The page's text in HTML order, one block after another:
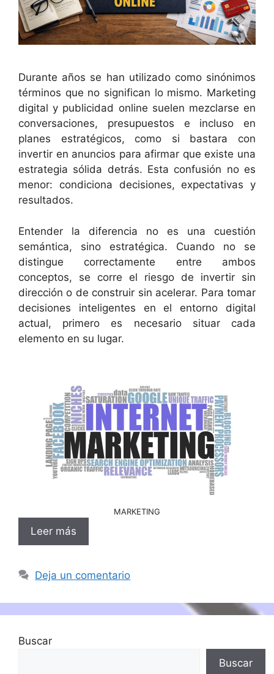
Durante años se han utilizado como sinónimos
términos que no significan lo mismo. Marketing
digital y publicidad online suelen mezclarse en
conversaciones, presupuestos e incluso en
planes estratégicos, como si bastara con
invertir en anuncios para afirmar que existe una
estrategia sólida detrás. Esta confusión no es
menor: condiciona decisiones, expectativas y
resultados.
Entender la diferencia no es una cuestión
semántica, sino estratégica. Cuando no se
distingue correctamente entre ambos
conceptos, se corre el riesgo de invertir sin
dirección o de construir sin acelerar. Para tomar
decisiones inteligentes en el entorno digital
actual, primero es necesario situar cada
elemento en su lugar.
MARKETING
Leer más
Deja un comentario
Buscar
Buscar